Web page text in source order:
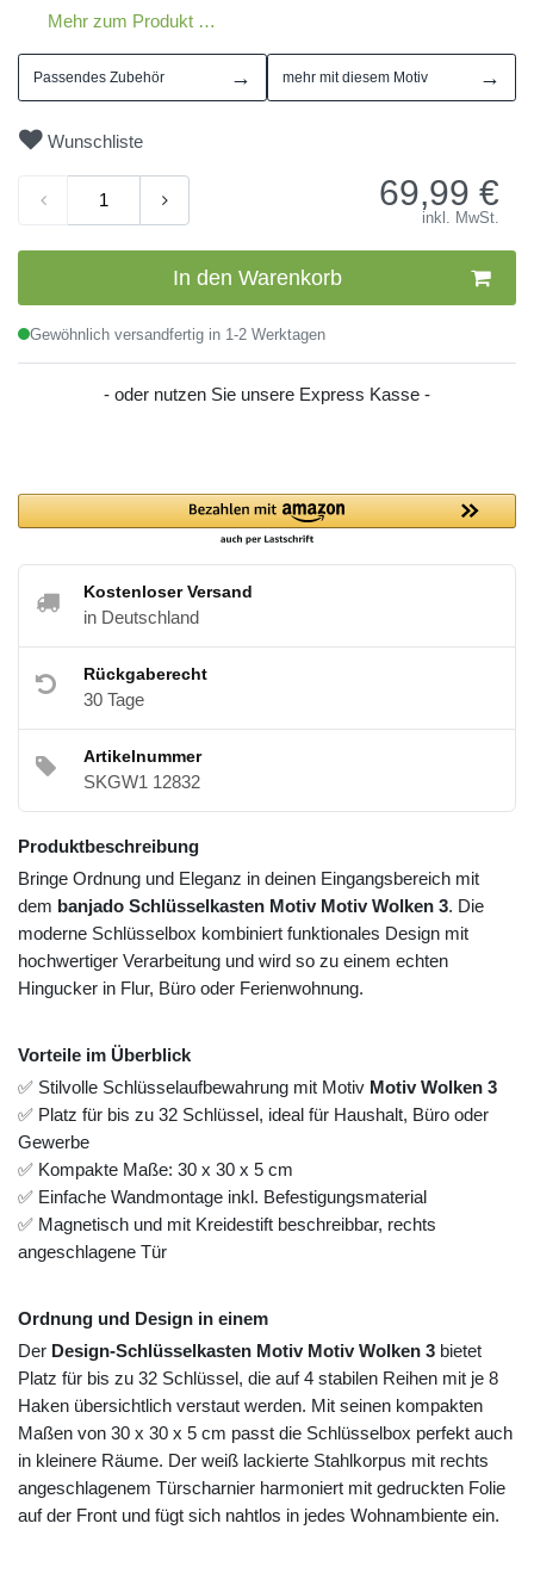
Mehr zum Produkt …
Passendes Zubehör → mehr mit diesem Motiv →
Wunschliste
69,99 €
inkl. MwSt.
In den Warenkorb
Gewöhnlich versandfertig in 1-2 Werktagen
- oder nutzen Sie unsere Express Kasse -
Kostenloser Versand
in Deutschland
Rückgaberecht
30 Tage
Artikelnummer
SKGW1 12832
Produktbeschreibung
Bringe Ordnung und Eleganz in deinen Eingangsbereich mit
dem banjado Schlüsselkasten Motiv Motiv Wolken 3. Die
moderne Schlüsselbox kombiniert funktionales Design mit
hochwertiger Verarbeitung und wird so zu einem echten
Hingucker in Flur, Büro oder Ferienwohnung.
Vorteile im Überblick
✅ Stilvolle Schlüsselaufbewahrung mit Motiv Motiv Wolken 3
✅ Platz für bis zu 32 Schlüssel, ideal für Haushalt, Büro oder
Gewerbe
✅ Kompakte Maße: 30 x 30 x 5 cm
✅ Einfache Wandmontage inkl. Befestigungsmaterial
✅ Magnetisch und mit Kreidestift beschreibbar, rechts
angeschlagene Tür
Ordnung und Design in einem
Der Design-Schlüsselkasten Motiv Motiv Wolken 3 bietet
Platz für bis zu 32 Schlüssel, die auf 4 stabilen Reihen mit je 8
Haken übersichtlich verstaut werden. Mit seinen kompakten
Maßen von 30 x 30 x 5 cm passt die Schlüsselbox perfekt auch
in kleinere Räume. Der weiß lackierte Stahlkorpus mit rechts
angeschlagenem Türscharnier harmoniert mit gedruckten Folie
auf der Front und fügt sich nahtlos in jedes Wohnambiente ein.